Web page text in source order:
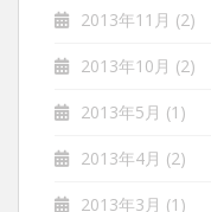
2013年11月 (2)
2013年10月 (2)
2013年5月 (1)
2013年4月 (2)
2013年3月 (1)